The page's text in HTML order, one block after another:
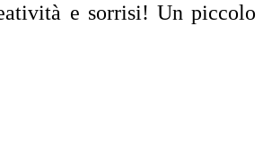
e sorrisi! Un piccolo